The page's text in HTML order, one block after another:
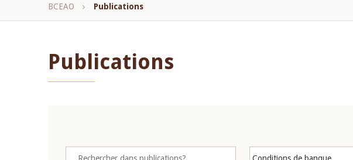
Fil
BCEAO Publications
Publications